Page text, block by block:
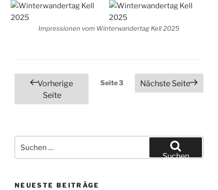
Impressionen vom Winterwandertag Kell 2025
Seitennummerierung
Beiträge
Vorherige
Seite
Seite3 Nächste Seite
nach:
Suchen
NEUESTE BEITRÄGE